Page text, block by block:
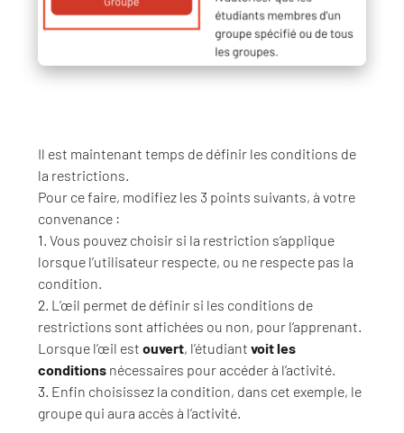
Il est maintenant temps de définir les conditions de
la restrictions.
Pour ce faire, modifiez les 3 points suivants, à votre
convenance :
1. Vous pouvez choisir si la restriction s’applique
lorsque l’utilisateur respecte, ou ne respecte pas la
condition.
2. L’œil permet de définir si les conditions de
restrictions sont affichées ou non, pour l’apprenant.
Lorsque l’œil est ouvert, l’étudiant voit les
conditions nécessaires pour accéder à l’activité.
3. Enfin choisissez la condition, dans cet exemple, le
groupe qui aura accès à l’activité.